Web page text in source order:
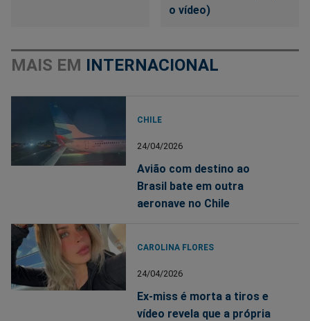
o vídeo)
MAIS EM INTERNACIONAL
CHILE
24/04/2026
Avião com destino ao
Brasil bate em outra
aeronave no Chile
CAROLINA FLORES
24/04/2026
Ex-miss é morta a tiros e
vídeo revela que a própria